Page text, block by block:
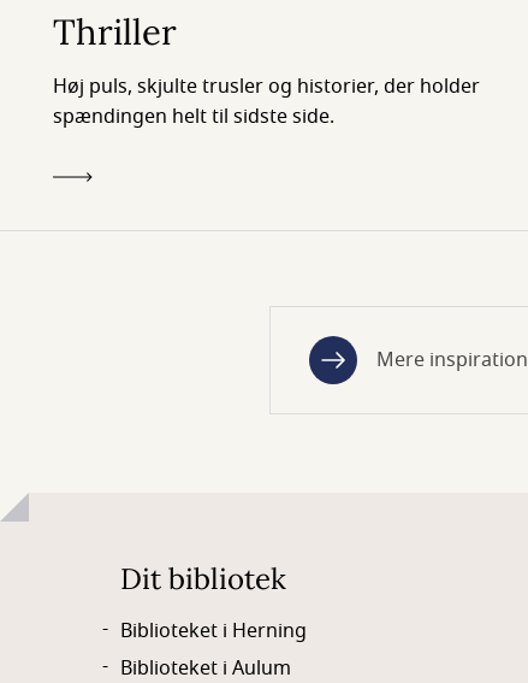
Thriller
Høj puls, skjulte trusler og historier, der holder
spændingen helt til sidste side.
Mere inspiration
Dit bibliotek
Biblioteket i Herning
Biblioteket i Aulum